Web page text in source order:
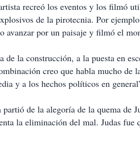
recreó los eventos y los filmó
de la pirotecnia. Por
avanzar por un paisaje y filmó el
de la construcción, a la puesta en
creo que habla mucho de
y a los hechos políticos en
de la alegoría de la quema de
la eliminación del mal. Judas